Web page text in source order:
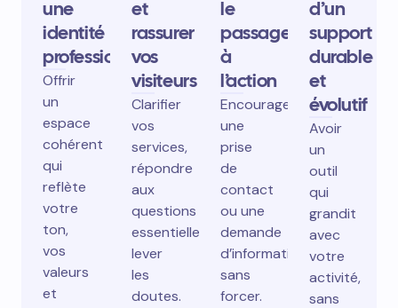
une
identité
professionnelle
Offrir
un
espace
cohérent
qui
reflète
votre
ton,
vos
valeurs
et
et
rassurer
vos
visiteurs
Clarifier
vos
services,
répondre
aux
questions
essentielles,
lever
les
doutes.
le
passage
à
l’action
Encourager
une
prise
de
contact
ou une
demande
d’information
sans
forcer.
d’un
support
durable
et
évolutif
Avoir
un
outil
qui
grandit
avec
votre
activité,
sans